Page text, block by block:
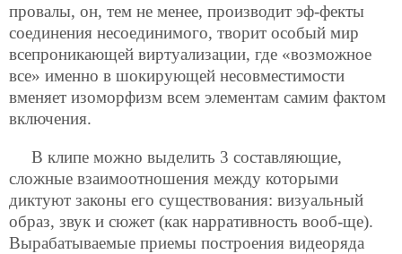
провалы, он, тем не менее, производит эф-фекты
соединения несоединимого, творит особый мир
всепроникающей виртуализации, где «возможное
все» именно в шокирующей несовместимости
вменяет изоморфизм всем элементам самим фактом
включения.
В клипе можно выделить 3 составляющие,
сложные взаимоотношения между которыми
диктуют законы его существования: визуальный
образ, звук и сюжет (как нарративность вооб-ще).
Вырабатываемые приемы построения видеоряда